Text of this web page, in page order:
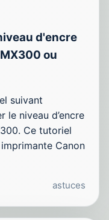
d'encre
ou
suivant
le niveau d’encre
Ce tutoriel
Canon
astuces